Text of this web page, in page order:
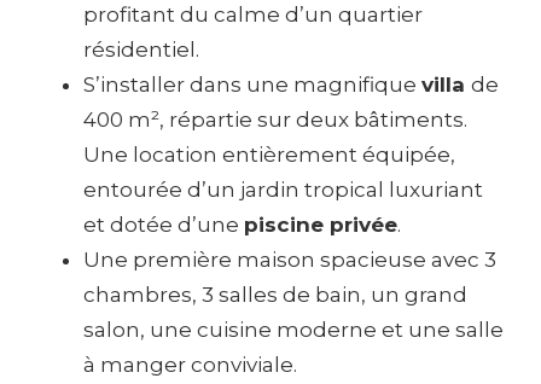
profitant du calme d’un quartier
résidentiel.
S’installer dans une magnifique villa de
400 m², répartie sur deux bâtiments.
Une location entièrement équipée,
entourée d’un jardin tropical luxuriant
et dotée d’une piscine privée.
Une première maison spacieuse avec 3
chambres, 3 salles de bain, un grand
salon, une cuisine moderne et une salle
à manger conviviale.